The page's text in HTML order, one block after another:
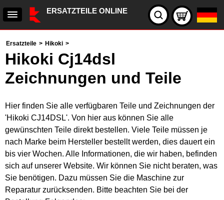
ERSATZTEILE ONLINE
Ersatzteile > Hikoki >
Hikoki Cj14dsl
Zeichnungen und Teile
Hier finden Sie alle verfügbaren Teile und Zeichnungen der
'Hikoki CJ14DSL'. Von hier aus können Sie alle
gewünschten Teile direkt bestellen. Viele Teile müssen je
nach Marke beim Hersteller bestellt werden, dies dauert ein
bis vier Wochen. Alle Informationen, die wir haben, befinden
sich auf unserer Website. Wir können Sie nicht beraten, was
Sie benötigen. Dazu müssen Sie die Maschine zur
Reparatur zurücksenden. Bitte beachten Sie bei der